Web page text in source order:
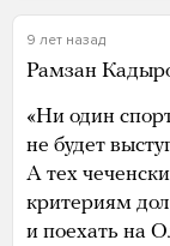
9 лет назад
Рамзан
«Ни один
не будет
А тех
критериям
и поехать на